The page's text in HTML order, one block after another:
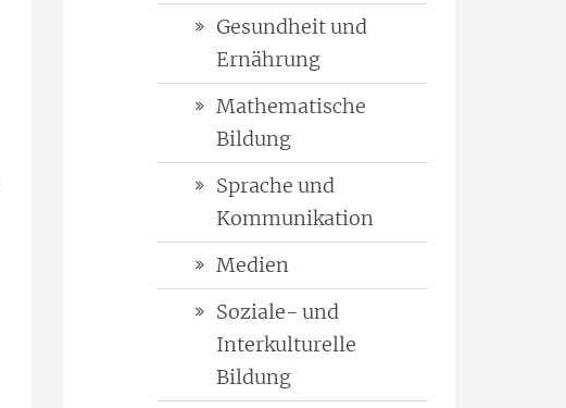
Gesundheit und
Ernährung
Mathematische
Bildung
Sprache und
Kommunikation
Medien
Soziale- und
Interkulturelle
Bildung